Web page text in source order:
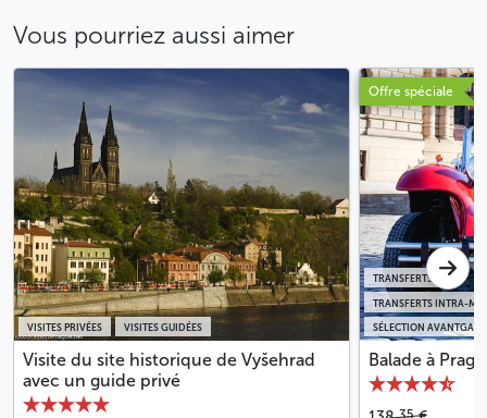
Vous pourriez aussi aimer
VISITES PRIVÉES VISITES GUIDÉES
Visite du site historique de Vyšehrad
avec un guide privé
Offre spéciale
SÉLECTION
TRANSFERTS INTRA-
TRANSFERTS
Balade à
35